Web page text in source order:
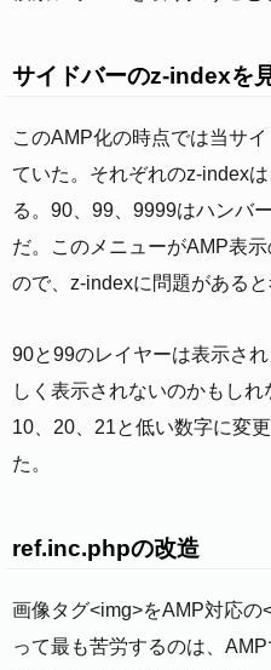
サイドバーのz-indexを
このAMP化の時点では当サ
ていた。それぞれのz-index
る。90、99、9999はハンバ
だ。このメニューがAMP表
ので、z-indexに問題があると
90と99のレイヤーは表示さ
しく表示されないのかもしれ
10、20、21と低い数字に変
た。
ref.inc.phpの改造
画像タグ<img>をAMP対応の
って最も苦労するのは、